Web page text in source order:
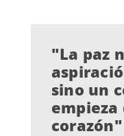
"La paz
sino un
empieza
corazón"